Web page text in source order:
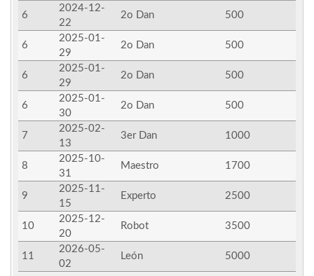
6
2024-12-
22
2o Dan 500
6
2025-01-
29
2o Dan 500
6
2025-01-
29
2o Dan 500
6
2025-01-
30
2o Dan 500
7
2025-02-
13
3er Dan 1000
8
2025-10-
31
Maestro 1700
9
2025-11-
15
Experto 2500
10
2025-12-
20
Robot 3500
11
2026-05-
02
León 5000